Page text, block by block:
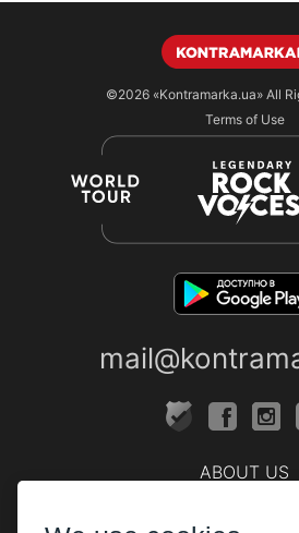
©2026 «Kontramarka.ua»All
Terms of Use
ABOUT US